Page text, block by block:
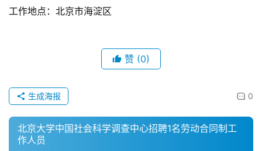
工作地点：北京市海淀区
赞 (0)
0
生成海报
北京大学中国社会科学调查中心招聘1名劳动合同制工
作人员